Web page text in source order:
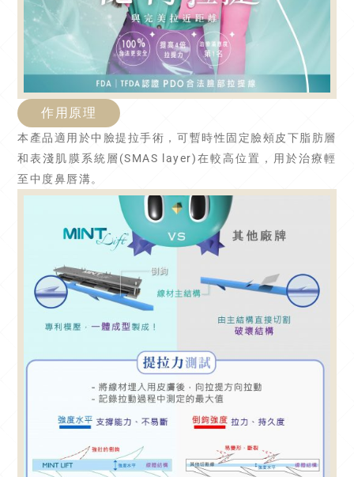
作用原理
本產品適用於中臉提拉手術，可暫時性固定臉頰皮下脂肪層
和表淺肌膜系統層(SMAS layer)在較高位置，用於治療輕
至中度鼻唇溝。